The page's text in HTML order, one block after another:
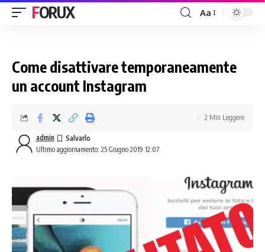
FORUX Aa
Come disattivare temporaneamente
un account Instagram
Ultimo aggiornamento: 25 Giugno 2019 12:07
admin
2 Min Leggere